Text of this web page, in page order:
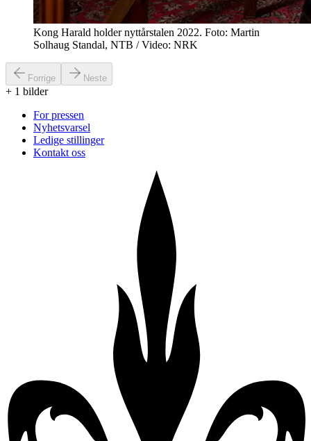
Kong Harald holder nyttårstalen 2022. Foto: Martin
Solhaug Standal, NTB / Video: NRK
Forrige Neste
+ 1 bilder
For pressen
Nyhetsvarsel
Ledige stillinger
Kontakt oss